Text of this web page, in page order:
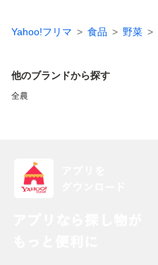
Yahoo!フリマ 食品 野菜
他のブランドから探す
全農